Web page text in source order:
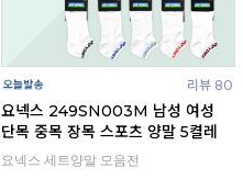
리뷰 80
요넥스 249SN003M 남성 여성
단목 중목 장목 스포츠 양말 5켤레
요넥스 세트양말 모음전